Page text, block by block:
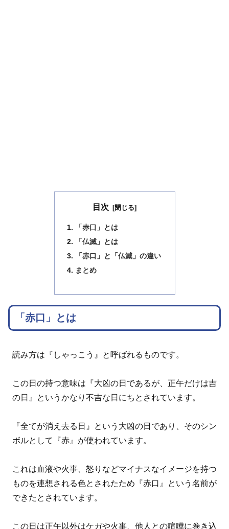
目次
「赤口」とは
「仏滅」とは
「赤口」と「仏滅」の違い
まとめ
「赤口」とは
読み方は『しゃっこう』と呼ばれるものです。
この日の持つ意味は『大凶の日であるが、正午だけは吉
の日』というかなり不吉な日にちとされています。
『全てが消え去る日』という大凶の日であり、そのシン
ボルとして『赤』が使われています。
これは血液や火事、怒りなどマイナスなイメージを持つ
ものを連想される色とされたため『赤口』という名前が
できたとされています。
この日は正午以外はケガや火事、他人との喧嘩に巻き込